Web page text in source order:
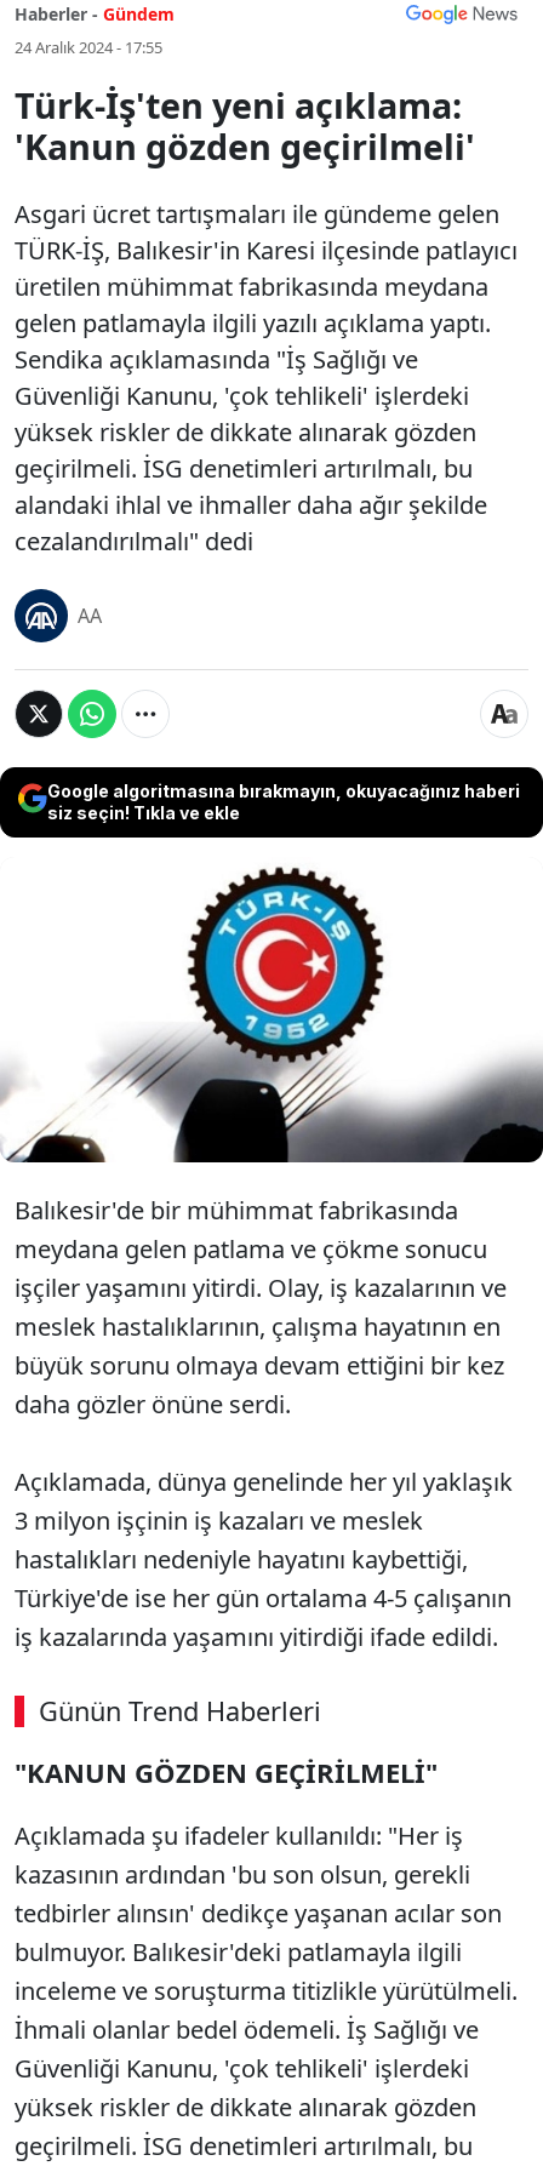
Haberler - Gündem
24 Aralık 2024 - 17:55
Türk-İş'ten yeni açıklama:
'Kanun gözden geçirilmeli'
Asgari ücret tartışmaları ile gündeme gelen
TÜRK-İŞ, Balıkesir'in Karesi ilçesinde patlayıcı
üretilen mühimmat fabrikasında meydana
gelen patlamayla ilgili yazılı açıklama yaptı.
Sendika açıklamasında "İş Sağlığı ve
Güvenliği Kanunu, 'çok tehlikeli' işlerdeki
yüksek riskler de dikkate alınarak gözden
geçirilmeli. İSG denetimleri artırılmalı, bu
alandaki ihlal ve ihmaller daha ağır şekilde
cezalandırılmalı" dedi
AA
Google algoritmasına bırakmayın, okuyacağınız haberi
siz seçin! Tıkla ve ekle
Asgari ücret tartışmaları ile gündeme gelen TÜRK-
İŞ, Balıkesir'in Karesi ilçesinde patlayıcı üretilen
mühimmat fabrikasında meydana gelen patlamayla
ilgili yazılı açıklama yaptı. Sendika açıklamasında "İş
Sağlığı ve Güvenliği Kanunu, 'çok tehlikeli' işlerdeki
yüksek riskler de dikkate alınarak gözden
geçirilmeli. İSG denetimleri artırılmalı, bu alandaki
ihlal ve ihmaller daha ağır şekilde cezalandırılmalı"
Balıkesir'de bir mühimmat fabrikasında
meydana gelen patlama ve çökme sonucu
işçiler yaşamını yitirdi. Olay, iş kazalarının ve
meslek hastalıklarının, çalışma hayatının en
büyük sorunu olmaya devam ettiğini bir kez
daha gözler önüne serdi.
Açıklamada, dünya genelinde her yıl yaklaşık
3 milyon işçinin iş kazaları ve meslek
hastalıkları nedeniyle hayatını kaybettiği,
Türkiye'de ise her gün ortalama 4-5 çalışanın
iş kazalarında yaşamını yitirdiği ifade edildi.
Günün Trend Haberleri
"KANUN GÖZDEN GEÇİRİLMELİ"
Açıklamada şu ifadeler kullanıldı: "Her iş
kazasının ardından 'bu son olsun, gerekli
tedbirler alınsın' dedikçe yaşanan acılar son
bulmuyor. Balıkesir'deki patlamayla ilgili
inceleme ve soruşturma titizlikle yürütülmeli.
İhmali olanlar bedel ödemeli. İş Sağlığı ve
Güvenliği Kanunu, 'çok tehlikeli' işlerdeki
yüksek riskler de dikkate alınarak gözden
geçirilmeli. İSG denetimleri artırılmalı, bu